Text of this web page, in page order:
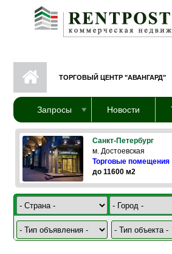
Перейти к основному содержанию
ТОРГОВЫЙ ЦЕНТР "АВАНГАРД"
Запросы Новости
Санкт-Петербург
м. Достоевская
Торговые помещения
до 11600 м2